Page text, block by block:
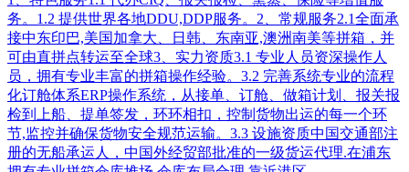
务。1.2 提供世界各地DDU,DDP服务。2、常规服务2.1全面承
接中东印巴,美国加拿大、日韩、东南亚,澳洲南美等拼箱，并
可由直拼点转运至全球3、实力资质3.1 专业人员资深操作人
员，拥有专业丰富的拼箱操作经验。3.2 完善系统专业的流程
化订舱体系ERP操作系统，从接单、订舱、做箱计划、报关报
检到上船、提单签发，环环相扣，控制货物出运的每一个环
节,监控并确保货物安全规范运输。3.3 设施资质中国交通部注
册的无船承运人，中国外经贸部批准的一级货运代理.在浦东